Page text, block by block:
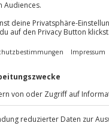
dich eine
inkl. Tasting Leipzig.
beginnt dein
– der perfekte
du nicht nur
blickst auch hinter
GUTES ZEUCH
du feine
– immer intensiv. Ihr